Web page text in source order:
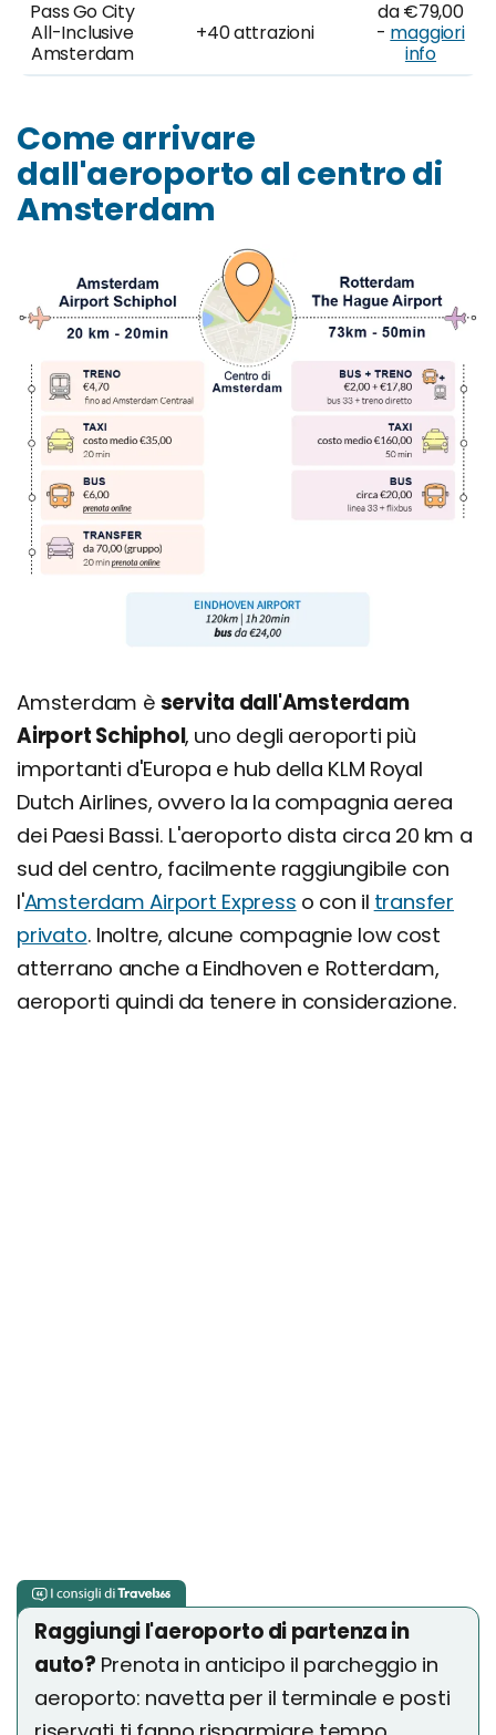
Pass Go City
All-Inclusive
Amsterdam
+40 attrazioni
da €79,00
- maggiori
info
Come arrivare
dall'aeroporto al centro di
Amsterdam
Amsterdam è servita dall'Amsterdam
Airport Schiphol, uno degli aeroporti più
importanti d'Europa e hub della KLM Royal
Dutch Airlines, ovvero la la compagnia aerea
dei Paesi Bassi. L'aeroporto dista circa 20 km a
sud del centro, facilmente raggiungibile con
l'Amsterdam Airport Express o con il transfer
privato. Inoltre, alcune compagnie low cost
atterrano anche a Eindhoven e Rotterdam,
aeroporti quindi da tenere in considerazione.
Raggiungi l'aeroporto di partenza in
auto? Prenota in anticipo il parcheggio in
aeroporto: navetta per il terminale e posti